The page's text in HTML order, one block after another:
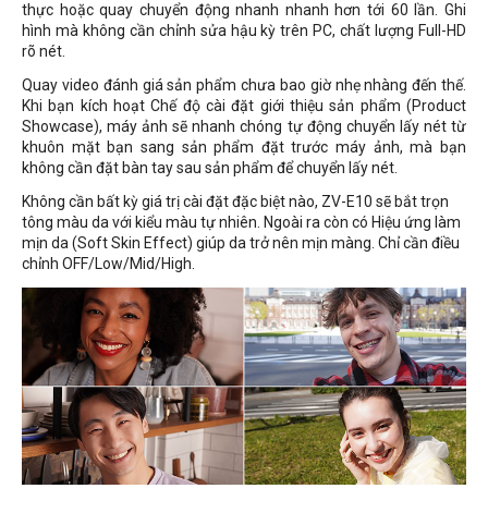
thực hoặc quay chuyển động nhanh nhanh hơn tới 60 lần. Ghi
hình mà không cần chỉnh sửa hậu kỳ trên PC, chất lượng Full-HD
rõ nét.
Quay video đánh giá sản phẩm chưa bao giờ nhẹ nhàng đến thế.
Khi bạn kích hoạt Chế độ cài đặt giới thiệu sản phẩm (Product
Showcase), máy ảnh sẽ nhanh chóng tự động chuyển lấy nét từ
khuôn mặt bạn sang sản phẩm đặt trước máy ảnh, mà bạn
không cần đặt bàn tay sau sản phẩm để chuyển lấy nét.
Không cần bất kỳ giá trị cài đặt đặc biệt nào, ZV-E10 sẽ bắt trọn
tông màu da với kiểu màu tự nhiên. Ngoài ra còn có Hiệu ứng làm
mịn da (Soft Skin Effect) giúp da trở nên mịn màng. Chỉ cần điều
chỉnh OFF/Low/Mid/High.